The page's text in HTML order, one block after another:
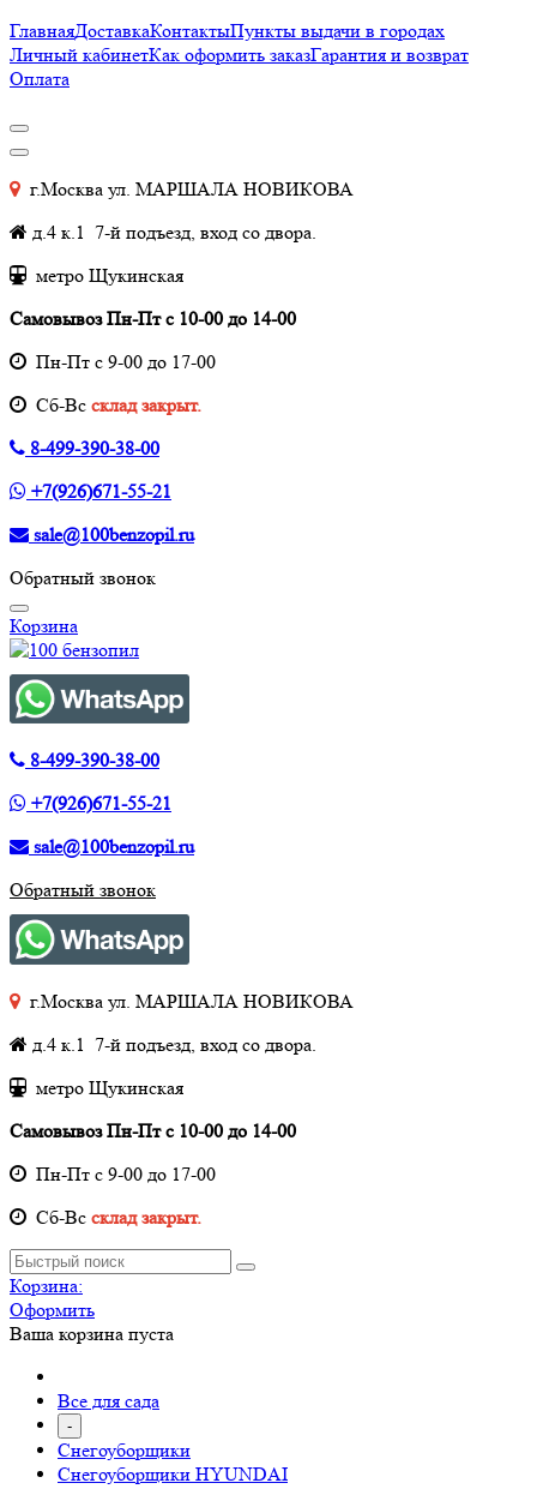
ГлавнаяДоставкаКонтактыПункты выдачи в городах
Личный кабинетКак оформить заказГарантия и возврат
Оплата
г.Москва ул. МАРШАЛА НОВИКОВА
д.4 к.1 7-й подъезд, вход со двора.
метро Щукинская
Самовывоз Пн-Пт с 10-00 до 14-00
Пн-Пт с 9-00 до 17-00
Cб-Вс склад закрыт.
8-499-390-38-00
+7(926)671-55-21
sale@100benzopil.ru
Обратный звонок
Корзина
8-499-390-38-00
+7(926)671-55-21
sale@100benzopil.ru
Обратный звонок
г.Москва ул. МАРШАЛА НОВИКОВА
д.4 к.1 7-й подъезд, вход со двора.
метро Щукинская
Самовывоз Пн-Пт с 10-00 до 14-00
Пн-Пт с 9-00 до 17-00
Cб-Вс склад закрыт.
Корзина:
Оформить
Ваша корзина пуста
Все для сада
-
Снегоуборщики
Снегоуборщики HYUNDAI